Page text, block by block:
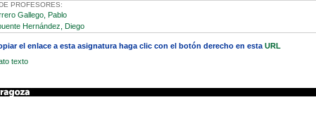
PROFESORES:
Gallego, Pablo
Hernández, Diego
el enlace a esta asignatura haga clic con el botón derecho en esta URL
texto